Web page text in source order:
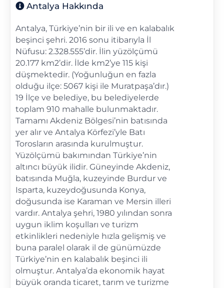
Antalya Hakkında
Antalya, Türkiye’nin bir ili ve en kalabalık
beşinci şehri. 2016 sonu itibarıyla İl
Nüfusu: 2.328.555’dir. İlin yüzölçümü
20.177 km2’dir. İlde km2’ye 115 kişi
düşmektedir. (Yoğunluğun en fazla
olduğu ilçe: 5067 kişi ile Muratpaşa’dır.)
19 İlçe ve belediye, bu belediyelerde
toplam 910 mahalle bulunmaktadır.
Tamamı Akdeniz Bölgesi’nin batısında
yer alır ve Antalya Körfezi’yle Batı
Torosların arasında kurulmuştur.
Yüzölçümü bakımından Türkiye’nin
altıncı büyük ilidir. Güneyinde Akdeniz,
batısında Muğla, kuzeyinde Burdur ve
Isparta, kuzeydoğusunda Konya,
doğusunda ise Karaman ve Mersin illeri
vardır. Antalya şehri, 1980 yılından sonra
uygun iklim koşulları ve turizm
etkinlikleri nedeniyle hızla gelişmiş ve
buna paralel olarak il de günümüzde
Türkiye’nin en kalabalık beşinci ili
olmuştur. Antalya’da ekonomik hayat
büyük oranda ticaret, tarım ve turizme